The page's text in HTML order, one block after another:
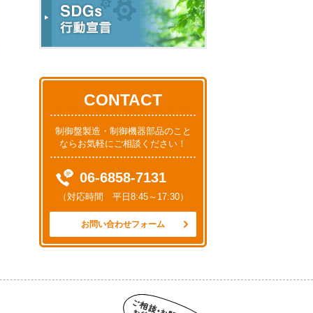
CONTACT
制御盤製造・制御機器部品のこと
ならお気軽にご相談ください！
06-6858-7131
（対応時間 平日8:45～17:30）
お問い合わせフォーム